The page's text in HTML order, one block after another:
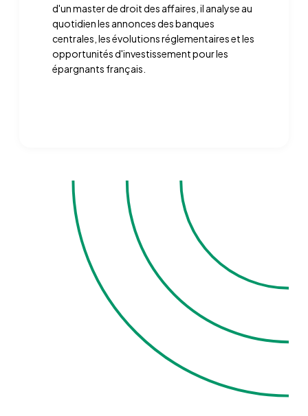
d'un master de droit des affaires, il analyse au
quotidien les annonces des banques
centrales, les évolutions réglementaires et les
opportunités d'investissement pour les
épargnants français.